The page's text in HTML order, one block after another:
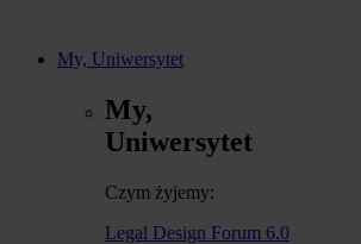
My, Uniwersytet
My,
Uniwersytet
Czym żyjemy:
Legal Design Forum 6.0